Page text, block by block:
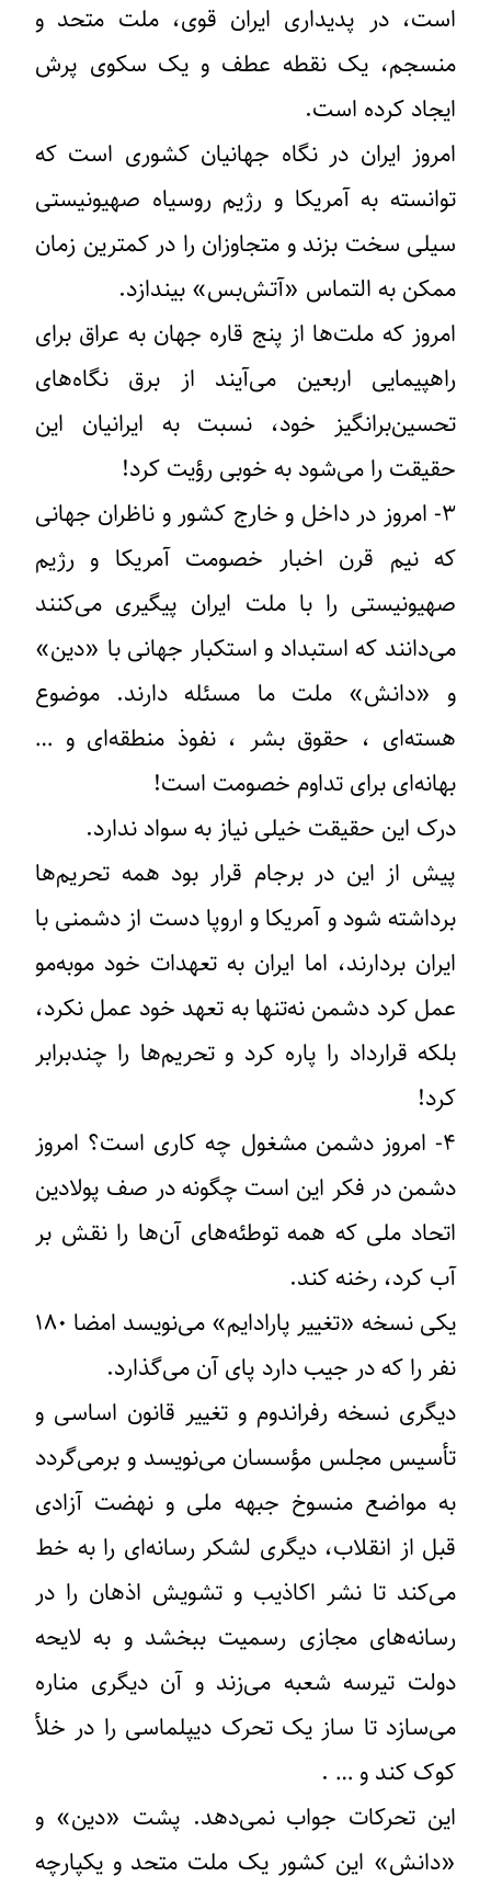
است، در پدیداری ایران قوی، ملت متحد و
منسجم، یک نقطه عطف و یک سکوی پرش
ایجاد کرده است.
امروز ایران در نگاه جهانیان کشوری است که
توانسته به آمریکا و رژیم روسیاه صهیونیستی
سیلی سخت بزند و متجاوزان را در کمترین زمان
ممکن به التماس «آتش‌بس» بیندازد.
امروز که ملت‌ها از پنج قاره جهان به عراق برای
راهپیمایی اربعین می‌آیند از برق نگاه‌های
تحسین‌برانگیز خود، نسبت به ایرانیان این
حقیقت را می‌شود به خوبی رؤیت کرد!
۳- امروز در داخل و خارج کشور و ناظران جهانی
که نیم قرن اخبار خصومت آمریکا و رژیم
صهیونیستی را با ملت ایران پیگیری می‌کنند
می‌دانند که استبداد و استکبار جهانی با «دین»
و «دانش» ملت ما مسئله دارند. موضوع
هسته‌ای ، حقوق بشر ، نفوذ منطقه‌ای و …
بهانه‌ای برای تداوم خصومت است!
درک این حقیقت خیلی نیاز به سواد ندارد.
پیش از این در برجام قرار بود همه تحریم‌ها
برداشته شود و آمریکا و اروپا دست از دشمنی با
ایران بردارند، اما ایران به تعهدات خود موبه‌مو
عمل کرد دشمن نه‌تنها به تعهد خود عمل نکرد،
بلکه قرارداد را پاره کرد و تحریم‌ها را چندبرابر
کرد!
۴- امروز دشمن مشغول چه کاری است؟ امروز
دشمن در فکر این است چگونه در صف پولادین
اتحاد ملی که همه توطئه‌های آن‌ها را نقش بر
آب کرد، رخنه کند.
یکی نسخه «تغییر پارادایم» می‌نویسد امضا ۱۸۰
نفر را که در جیب دارد پای آن می‌گذارد.
دیگری نسخه رفراندوم و تغییر قانون اساسی و
تأسیس مجلس مؤسسان می‌نویسد و برمی‌گردد
به مواضع منسوخ جبهه ملی و نهضت آزادی
قبل از انقلاب، دیگری لشکر رسانه‌ای را به خط
می‌کند تا نشر اکاذیب و تشویش اذهان را در
رسانه‌های مجازی رسمیت ببخشد و به لایحه
دولت تیرسه شعبه می‌زند و آن دیگری مناره
می‌سازد تا ساز یک تحرک دیپلماسی را در خلأ
کوک کند و … .
این تحرکات جواب نمی‌دهد. پشت «دین» و
«دانش» این کشور یک ملت متحد و یکپارچه